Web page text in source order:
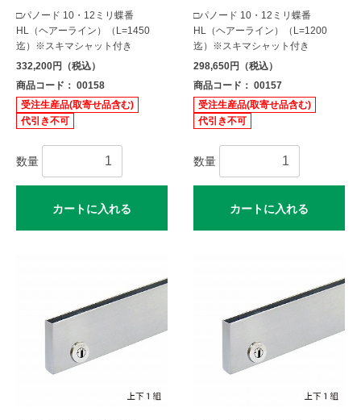
□パノード 10・12ミリ蝶番
HL（ヘアーライン）（L=1450
迄）※スキマシャット付き
332,200円（税込）
商品コード： 00158
受注生産品(取寄せ品含む)
代引き不可
数量
カートに入れる
□パノード 10・12ミリ蝶番
HL（ヘアーライン）（L=1200
迄）※スキマシャット付き
298,650円（税込）
商品コード： 00157
受注生産品(取寄せ品含む)
代引き不可
数量
カートに入れる